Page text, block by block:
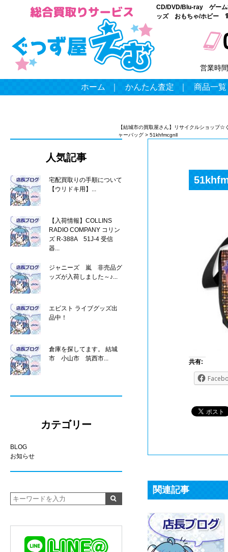
CD/DVD/Blu-ray ゲーム
ッズ おもちゃ/ホビー
営業時間
ホーム かんたん査定 商品一覧
【結城市の買取屋さん】リサイクルショップ☆
ャーバッグ > 51khfmcgnll
共有:
関連記事
人気記事
宅配買取りの手順について
【ウリドキ用】...
【入荷情報】COLLINS
RADIO COMPANY コリン
ズ R-388A 51J-4 受信
器...
ジャニーズ 嵐 非売品グ
ッズが入荷しました～♪...
エビスト ライブグッズ出
品中！
倉庫を探してます。 結城
市 小山市 筑西市...
カテゴリー
BLOG
お知らせ